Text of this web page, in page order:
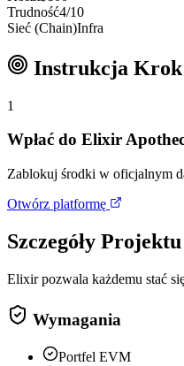
Trudność4/10
Sieć (Chain)Infra
Instrukcja
1
Wpłać do Elixir
Zablokuj środki w oficjalnym
Otwórz platformę
Szczegóły Projektu
Elixir pozwala każdemu stać
Wymagania
Portfel EVM